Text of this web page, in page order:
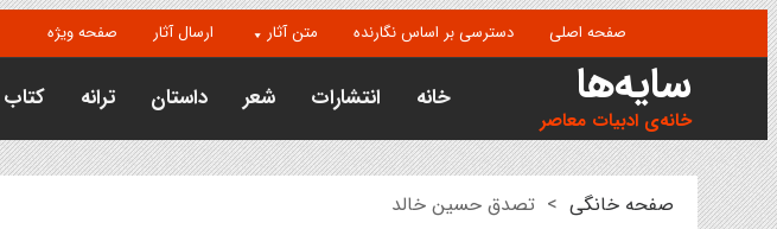
صفحه اصلی دسترسی بر اساس نگارنده متن آثار ارسال آثار صفحه ویژه
سایه‌ها
خانه‌ی ادبیات معاصر
خانه انتشارات شعر داستان ترانه کتاب
صفحه خانگی > تصدق حسین خالد